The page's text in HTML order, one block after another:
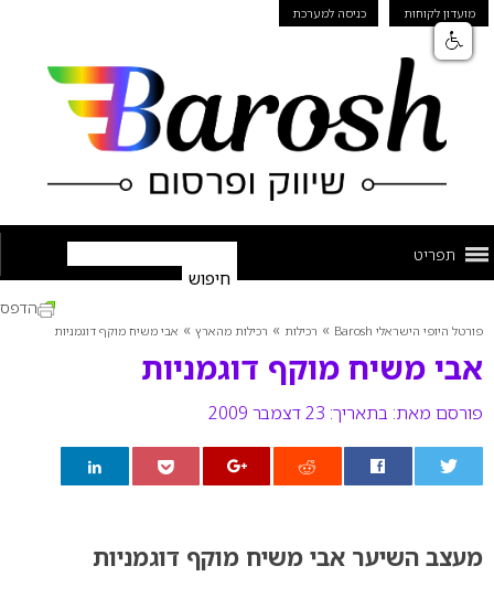
מועדון לקוחות כניסה למערכת
תפריט
פורטל היופי הישראלי Barosh » רכילות » רכילות מהארץ » אבי משיח מוקף דוגמניות
אבי משיח מוקף דוגמניות
פורסם מאת: בתאריך: 23 דצמבר 2009
הדפס
מעצב השיער אבי משיח מוקף דוגמניות